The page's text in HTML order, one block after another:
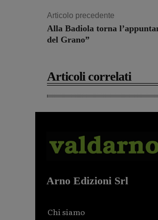
Articolo precedente
Alla Badiola torna
del Grano”
Articoli correlati
Arno Edizioni Srl
Chi siamo